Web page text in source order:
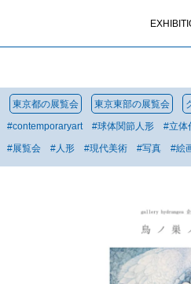
東京都の展覧会 東京東部の展覧会
#contemporaryart #球体関節人形 #立体
#展覧会 #人形 #現代美術 #写真 #絵